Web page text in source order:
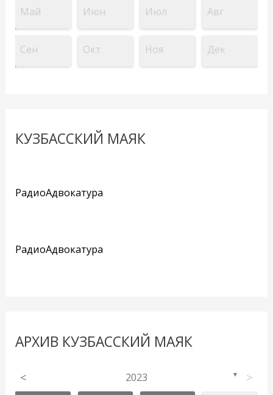
Май Июн Июл Авг
Сен Окт Ноя Дек
КУЗБАССКИЙ МАЯК
РадиоАдвокатура
РадиоАдвокатура
АРХИВ КУЗБАССКИЙ МАЯК
< 2023 ▼ >